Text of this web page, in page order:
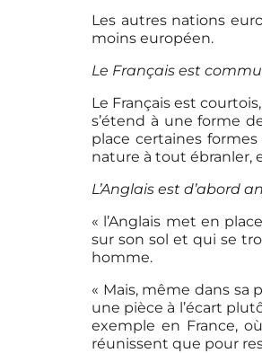
Les autres nations
moins européen.
Le Français est
Le Français est
s’étend à une forme
place certaines
nature à tout ébranler,
L’Anglais est d’abord
« l’Anglais met en
sur son sol et qui se
homme.
« Mais, même dans sa
une pièce à l’écart
exemple en France,
réunissent que pour